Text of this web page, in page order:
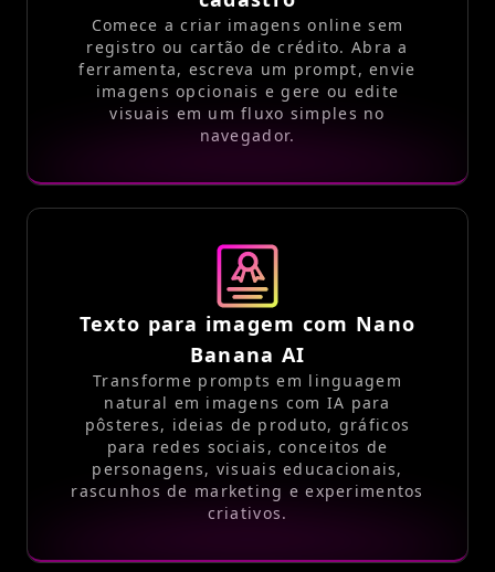
Comece a criar imagens online sem
registro ou cartão de crédito. Abra a
ferramenta, escreva um prompt, envie
imagens opcionais e gere ou edite
visuais em um fluxo simples no
navegador.
Texto para imagem com Nano
Banana AI
Transforme prompts em linguagem
natural em imagens com IA para
pôsteres, ideias de produto, gráficos
para redes sociais, conceitos de
personagens, visuais educacionais,
rascunhos de marketing e experimentos
criativos.